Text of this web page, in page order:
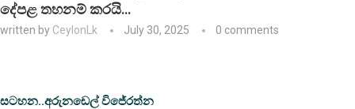
දේපළ තහනම් කරයි…
written by CeylonLk July 30, 2025 0 comments
සටහන..අරුනඩෙල් විජේරත්න